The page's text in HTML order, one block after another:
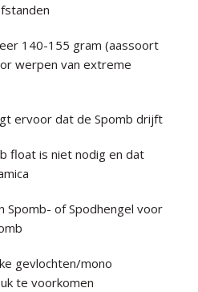
140-155 gram (aassoort
werpen van extreme
ervoor dat de Spomb drijft
float is niet nodig en dat
Spomb- of Spodhengel voor
gevlochten/mono
te voorkomen